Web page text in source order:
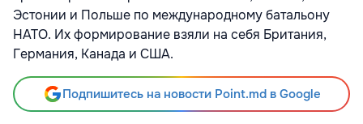
Эстонии и Польше по международному батальону
НАТО. Их формирование взяли на себя Британия,
Германия, Канада и США.
Подпишитесь на новости Point.md в Google